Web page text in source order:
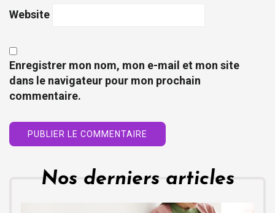
Website
Enregistrer mon nom, mon e-mail et mon site
dans le navigateur pour mon prochain
commentaire.
Nos derniers articles